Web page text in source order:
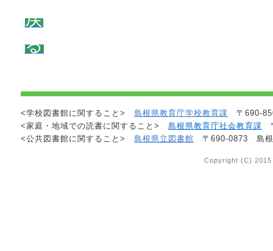
戻
る
<学校図書館に関すること> 島根県教育庁学校教育課 〒690-
<家庭・地域での読書に関すること> 島根県教育庁社会教育課
<公共図書館に関すること> 島根県立図書館 〒690-0873 島根
Copyright (C)